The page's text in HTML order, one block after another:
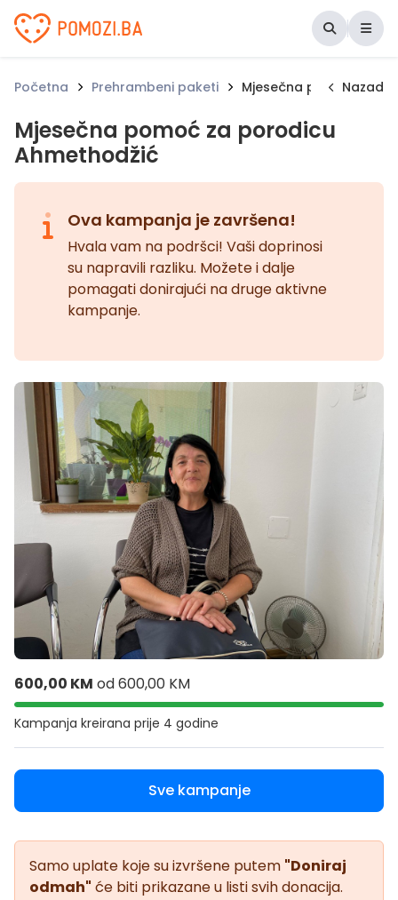
Udruženje Pomozi.ba
Početna Prehrambeni paketi Mjesečna pomoć za
Nazad
Mjesečna pomoć za porodicu
Ahmethodžić
Ova kampanja je završena!
Hvala vam na podršci! Vaši doprinosi
su napravili razliku. Možete i dalje
pomagati donirajući na druge aktivne
kampanje.
600,00 KM od600,00 KM
Kampanja kreirana prije 4 godine
Sve kampanje
Samo uplate koje su izvršene putem "Doniraj
odmah" će biti prikazane u listi svih donacija.